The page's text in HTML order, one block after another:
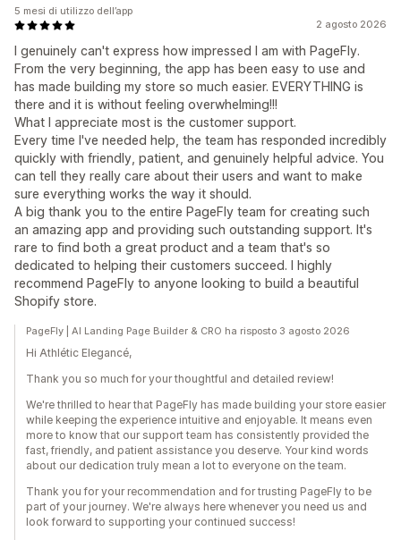
2 agosto 2026
I genuinely can't express how impressed I am with PageFly.
From the very beginning, the app has been easy to use and
has made building my store so much easier. EVERYTHING is
there and it is without feeling overwhelming!!!
What I appreciate most is the customer support.
Every time I've needed help, the team has responded incredibly
quickly with friendly, patient, and genuinely helpful advice. You
can tell they really care about their users and want to make
sure everything works the way it should.
A big thank you to the entire PageFly team for creating such
an amazing app and providing such outstanding support. It's
rare to find both a great product and a team that's so
dedicated to helping their customers succeed. I highly
recommend PageFly to anyone looking to build a beautiful
Shopify store.
5 mesi di utilizzo dell’app
PageFly | AI Landing Page Builder & CRO ha risposto 3 agosto 2026
Hi Athlétic Elegancé,
Thank you so much for your thoughtful and detailed review!
We're thrilled to hear that PageFly has made building your store easier
while keeping the experience intuitive and enjoyable. It means even
more to know that our support team has consistently provided the
fast, friendly, and patient assistance you deserve. Your kind words
about our dedication truly mean a lot to everyone on the team.
Thank you for your recommendation and for trusting PageFly to be
part of your journey. We're always here whenever you need us and
look forward to supporting your continued success!